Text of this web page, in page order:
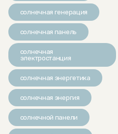
солнечная генерация
солнечная панель
солнечная
электростанция
солнечная энергетика
солнечная энергия
солнечной панели